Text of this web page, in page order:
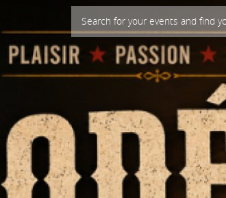
Search for your events and find